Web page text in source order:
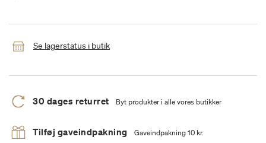
Se lagerstatus i butik
30 dages returret Byt produkter i alle vores butikker
Tilføj gaveindpakning Gaveindpakning 10 kr.